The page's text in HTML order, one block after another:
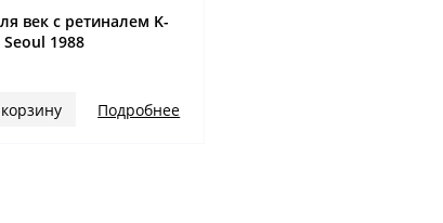
век с ретиналем K-
Seoul 1988
Подробнее